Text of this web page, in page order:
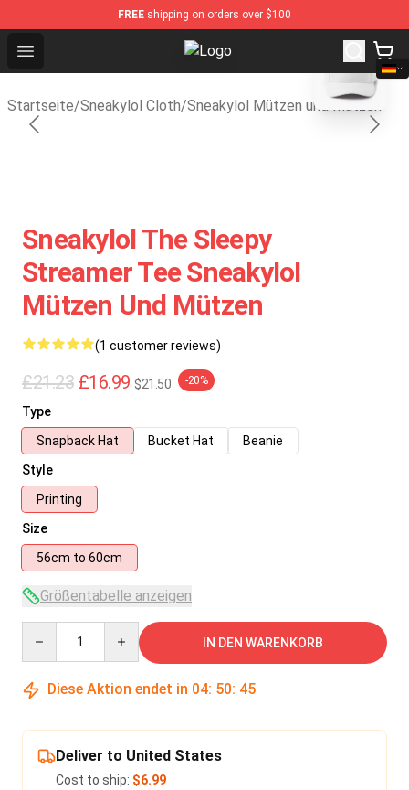
FREE shipping on orders over $100
Open menu Sneakylol Shop - Official
Startseite/Sneakylol Cloth/Sneakylol Mützen und Mützen
blank template
Sneakylol The Sleepy
Streamer Tee Sneakylol
Mützen Und Mützen
(1 customer reviews)
£21.23 £16.99 $21.50 -20%
Type
Snapback Hat
Bucket Hat
Beanie
Style
Printing
Size
56cm to 60cm
Größentabelle anzeigen
IN DEN WARENKORB
Diese Aktion endet in 04: 50: 45
Deliver to United States
Cost to ship: $6.99